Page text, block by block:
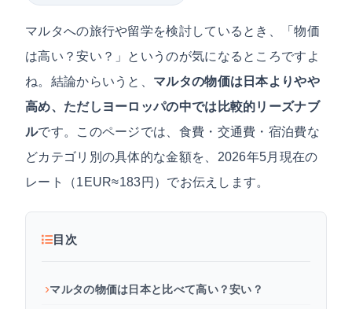
マルタへの旅行や留学を検討しているとき、「物価
は高い？安い？」というのが気になるところですよ
ね。結論からいうと、 マルタの物価は日本よりやや
高め、ただしヨーロッパの中では比較的リーズナブ
ルです。このページでは、食費・交通費・宿泊費な
どカテゴリ別の具体的な金額を、2026年5月現在の
レート（1EUR≈183円）でお伝えします。
目次
マルタの物価は日本と比べて高い？安い？